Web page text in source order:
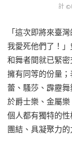
計
「這次即將來臺
我愛死他們了！
和舞者間就已緊
擁有同等的份量
蕾、騷莎、霹靂
於爵士樂、金屬
個人都有獨特的
團結、具凝聚力的